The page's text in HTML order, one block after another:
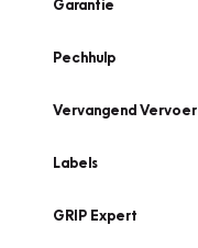
Garantie
Pechhulp
Vervangend Vervoer
Labels
GRIP Expert